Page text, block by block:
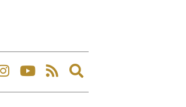
Expand
search